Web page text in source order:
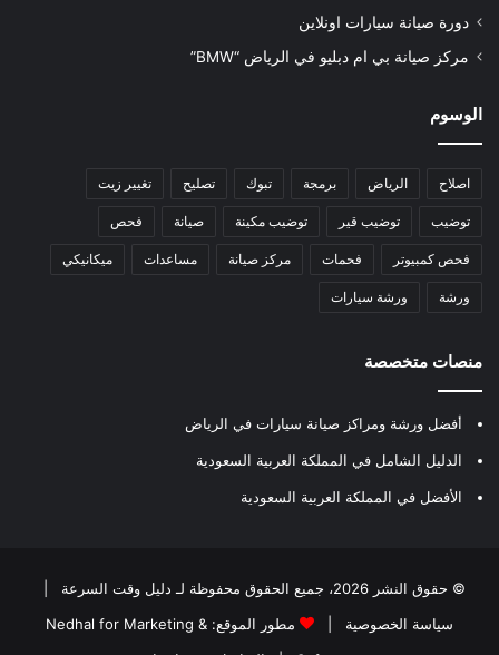
دورة صيانة سيارات اونلاين
مركز صيانة بي ام دبليو في الرياض “BMW”
الوسوم
اصلاح الرياض برمجة تبوك تصليح تغيير زيت
توضيب توضيب قير توضيب مكينة صيانة فحص
فحص كمبيوتر فحمات مركز صيانة مساعدات ميكانيكي
ورشة ورشة سيارات
منصات متخصصة
أفضل ورشة ومراكز صيانة سيارات في الرياض
الدليل الشامل في المملكة العربية السعودية
الأفضل في المملكة العربية السعودية
© حقوق النشر 2026، جميع الحقوق محفوظة لـ دليل وقت السرعة
سياسة الخصوصية
مطور الموقع: Nedhal for Marketing &